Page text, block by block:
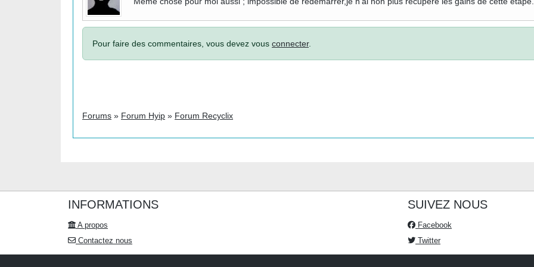
Pour faire des commentaires, vous devez vous connecter.
Forums » Forum Hyip » Forum Recyclix
INFORMATIONS
A propos
Contactez nous
SUIVEZ NOUS
Facebook
Twitter